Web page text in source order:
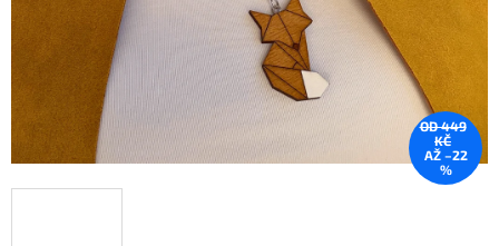
OD 449
KČ
AŽ –22
%